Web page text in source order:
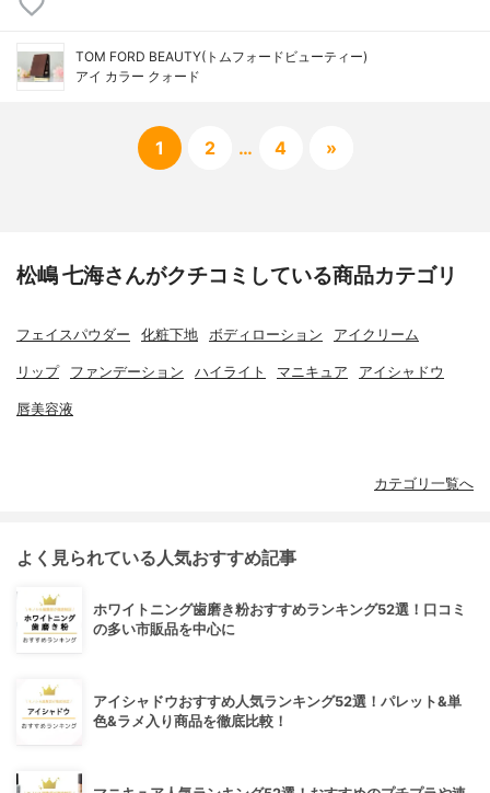
TOM FORD BEAUTY(トムフォードビューティー)
アイ カラー クォード
1 2 … 4 »
松嶋 七海さんがクチコミしている商品カテゴリ
フェイスパウダー 化粧下地 ボディローション アイクリーム
リップ ファンデーション ハイライト マニキュア アイシャドウ
唇美容液
カテゴリ一覧へ
よく見られている人気おすすめ記事
ホワイトニング歯磨き粉おすすめランキング52選！口コミ
の多い市販品を中心に
アイシャドウおすすめ人気ランキング52選！パレット&単
色&ラメ入り商品を徹底比較！